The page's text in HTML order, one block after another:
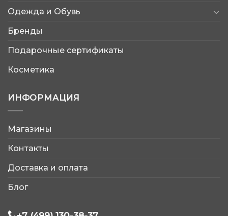
Одежда и Обувь
Бренды
Подарочные сертификаты
Косметика
ИНФОРМАЦИЯ
Магазины
Контакты
Доставка и оплата
Блог